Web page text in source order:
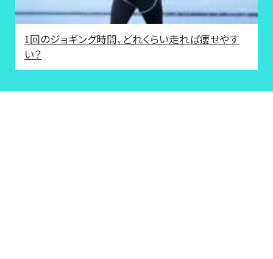
1回のジョギング時間、どれくらい走れば痩せやす
い？